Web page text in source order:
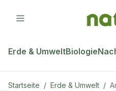
Erde & UmweltBiologie
Startseite / Erde & Umwelt /